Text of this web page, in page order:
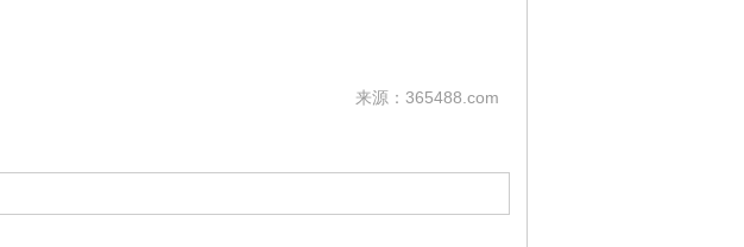
来源：365488.com